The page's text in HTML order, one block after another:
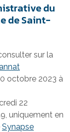
du
de Saint-
sur la
octobre 2023 à
22
uniquement en
Synapse